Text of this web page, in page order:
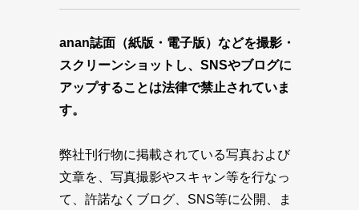
anan誌面（紙版・電子版）などを撮影・
スクリーンショットし、SNSやブログに
アップすることは法律で禁止されていま
す。
弊社刊行物に掲載されている写真および
文章を、写真撮影やスキャン等を行なっ
て、許諾なくブログ、SNS等に公開、ま